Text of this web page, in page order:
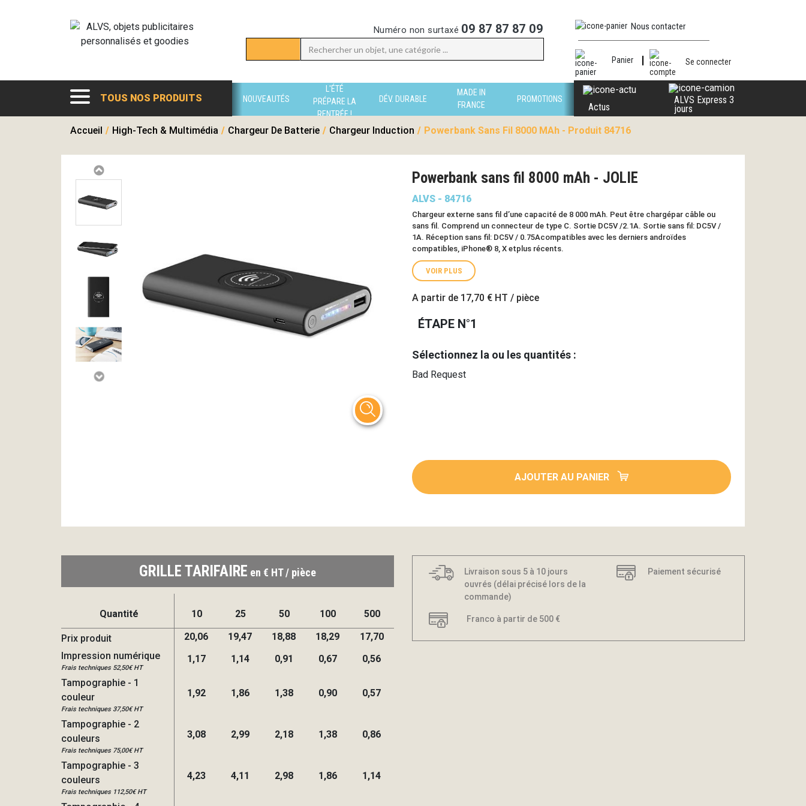
Numéro non surtaxé 09 87 87 87 09 Nous contacter
Panier Se connecter
TOUS NOS PRODUITS NOUVEAUTÉS
L'ÉTÉ
PRÉPARE LA
RENTRÉE !
DÉV. DURABLE
MADE IN
FRANCE
PROMOTIONS
Actus
ALVS Express 3
jours
Accueil / High-Tech & Multimédia / Chargeur De Batterie / Chargeur Induction / Powerbank Sans Fil 8000 MAh - Produit 84716
Powerbank sans fil 8000 mAh - JOLIE
ALVS - 84716
Chargeur externe sans fil d’une capacité de 8 000 mAh. Peut être chargépar câble ou
sans fil. Comprend un connecteur de type C. Sortie DC5V /2.1A. Sortie sans fil: DC5V /
1A. Réception sans fil: DC5V / 0.75Acompatibles avec les derniers androïdes
compatibles, iPhone® 8, X etplus récents.
VOIR PLUS
A partir de 17,70 € HT / pièce
ÉTAPE N°1
Sélectionnez la ou les quantités :
Bad Request
AJOUTER AU PANIER
GRILLE TARIFAIRE en € HT / pièce
Quantité 10 25 50 100 500
Prix produit 20,06 19,47 18,88 18,29
17,70
Impression numérique
Frais techniques 52,50€ HT
1,17 1,14 0,91 0,67 0,56
Tampographie - 1
couleur
Frais techniques 37,50€ HT
1,92 1,86 1,38 0,90 0,57
Tampographie - 2
couleurs
Frais techniques 75,00€ HT
3,08 2,99 2,18 1,38 0,86
Tampographie - 3
couleurs
Frais techniques 112,50€ HT
4,23 4,11 2,98 1,86 1,14
Livraison sous 5 à 10 jours
ouvrés (délai précisé lors de la
commande)
Paiement sécurisé
Franco à partir de 500 €